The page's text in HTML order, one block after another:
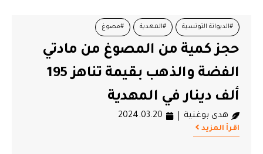
#الديوانة التونسية #المهدية #مصوغ
حجز كمية من المصوغ من مادتي
الفضة والذهب بقيمة تناهز 195
ألف دينار في المهدية
هدى بوغنية 2024.03.20
اقرأ المزيد